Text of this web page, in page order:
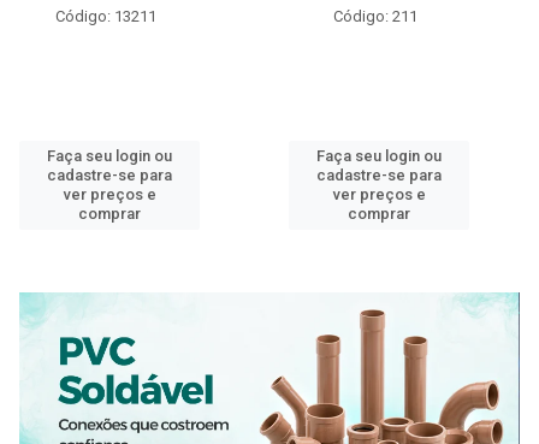
Código: 13211
Faça seu login ou
cadastre-se para
ver preços e
comprar
Código: 211
Faça seu login ou
cadastre-se para
ver preços e
comprar